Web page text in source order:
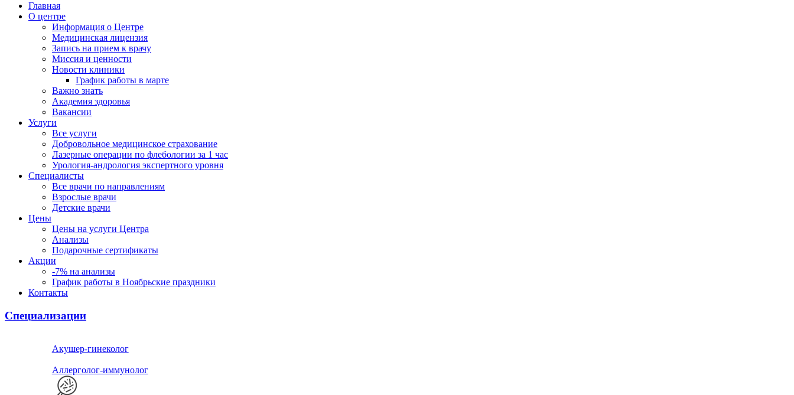
Главная
О центре
Информация о Центре
Медицинская лицензия
Запись на прием к врачу
Миссия и ценности
Новости клиники
График работы в марте
Важно знать
Академия здоровья
Вакансии
Услуги
Все услуги
Добровольное медицинское страхование
Лазерные операции по флебологии за 1 час
Урология-андрология экспертного уровня
Специалисты
Все врачи по направлениям
Взрослые врачи
Детские врачи
Цены
Цены на услуги Центра
Анализы
Подарочные сертификаты
Акции
-7% на анализы
График работы в Ноябрьские праздники
Контакты
Специализации
Акушер-гинеколог
Аллерголог-иммунолог